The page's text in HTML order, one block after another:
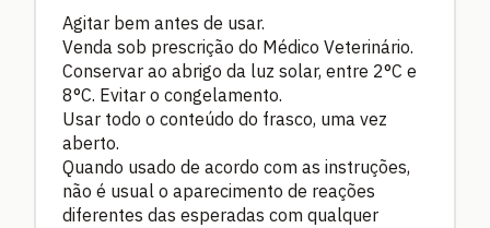
Agitar bem antes de usar.
Venda sob prescrição do Médico Veterinário.
Conservar ao abrigo da luz solar, entre 2°C e
8°C. Evitar o congelamento.
Usar todo o conteúdo do frasco, uma vez
aberto.
Quando usado de acordo com as instruções,
não é usual o aparecimento de reações
diferentes das esperadas com qualquer